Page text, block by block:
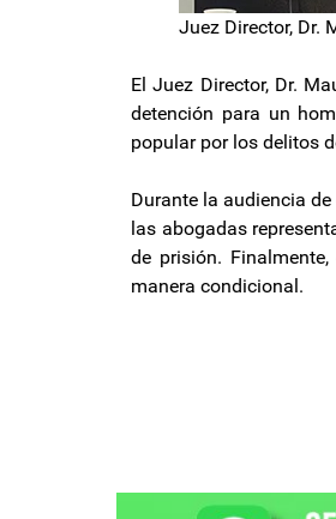
Juez Director, Dr.
El Juez Director, Dr.
detención para un
popular por los delitos
Durante la audiencia
las abogadas
de prisión.
manera condicional.